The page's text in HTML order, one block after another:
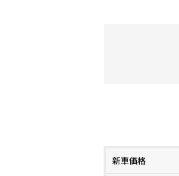
新車価格